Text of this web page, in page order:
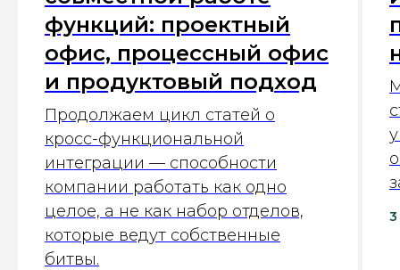
функций: проектный
офис, процессный офис
и продуктовый подход
Продолжаем цикл статей о
кросс-функциональной
интеграции — способности
компании работать как одно
целое, а не как набор отделов,
которые ведут собственные
битвы.